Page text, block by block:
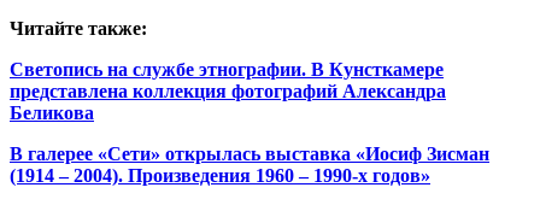
Читайте также:
Светопись на службе этнографии. В Кунсткамере
представлена коллекция фотографий Александра
Беликова
В галерее «Сети» открылась выставка «Иосиф Зисман
(1914 – 2004). Произведения 1960 – 1990‑х годов»